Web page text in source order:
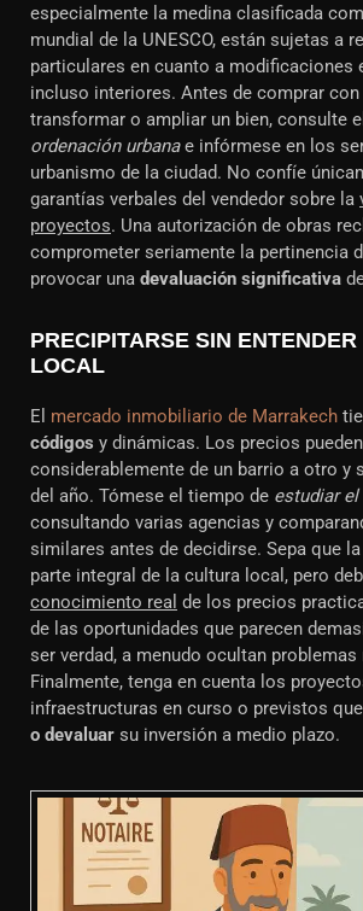
especialmente la medina clasificada
mundial de la UNESCO, están sujetas a
particulares en cuanto a modificaciones
incluso interiores. Antes de comprar
transformar o ampliar un bien, consulte el
ordenación urbanae infórmese en los
urbanismo de la ciudad. No confíe
garantías verbales del vendedor sobre la
proyectos. Una autorización de obras
comprometer seriamente la pertinencia
provocar una devaluación significativa
PRECIPITARSE SIN
LOCAL
El mercado inmobiliario de Marrakech
códigos y dinámicas. Los precios
considerablemente de un barrio a otro y
del año. Tómese el tiempo de estudiar
consultando varias agencias y
similares antes de decidirse. Sepa que
parte integral de la cultura local, pero
conocimiento real de los precios
de las oportunidades que parecen
ser verdad, a menudo ocultan problemas
Finalmente, tenga en cuenta los
infraestructuras en curso o previstos
o devaluar su inversión a medio plazo.